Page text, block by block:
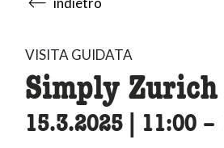
VISITA GUIDATA
Simply Zurich
15.3.2025 11:00 –